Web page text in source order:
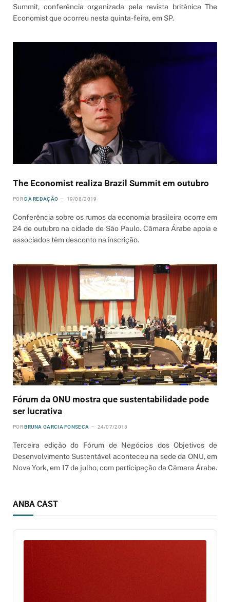
Summit, conferência organizada pela revista britânica The
Economist que ocorreu nesta quinta-feira, em SP.
The Economist realiza Brazil Summit em outubro
POR DA REDAÇÃO 19/08/2019
Conferência sobre os rumos da economia brasileira ocorre em
24 de outubro na cidade de São Paulo. Câmara Árabe apoia e
associados têm desconto na inscrição.
Fórum da ONU mostra que sustentabilidade pode
ser lucrativa
POR BRUNA GARCIA FONSECA 24/07/2018
Terceira edição do Fórum de Negócios dos Objetivos de
Desenvolvimento Sustentável aconteceu na sede da ONU, em
Nova York, em 17 de julho, com participação da Câmara Árabe.
ANBA CAST
Audio
Player